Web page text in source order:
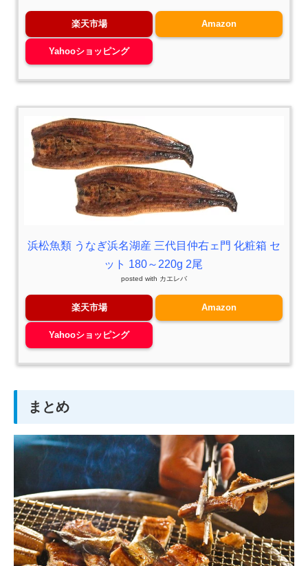
楽天市場 Amazon
Yahooショッピング
浜松魚類 うなぎ浜名湖産 三代目仲右ェ門 化粧箱 セ
ット 180～220g 2尾
posted with カエレバ
楽天市場 Amazon
Yahooショッピング
まとめ